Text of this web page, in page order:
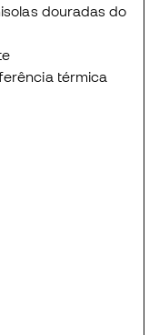
douradas do
térmica